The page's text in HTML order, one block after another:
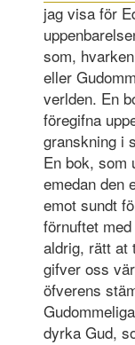
jag visa för
som,
eller
verlden. En
föregifna
granskning i
En bok, som
emedan den
emot sundt
förnuftet
aldrig, rätt at
gifver oss
öfverens
dyrka Gud,